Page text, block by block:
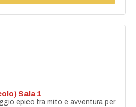
Sala 1
epico tra mito e avventura per